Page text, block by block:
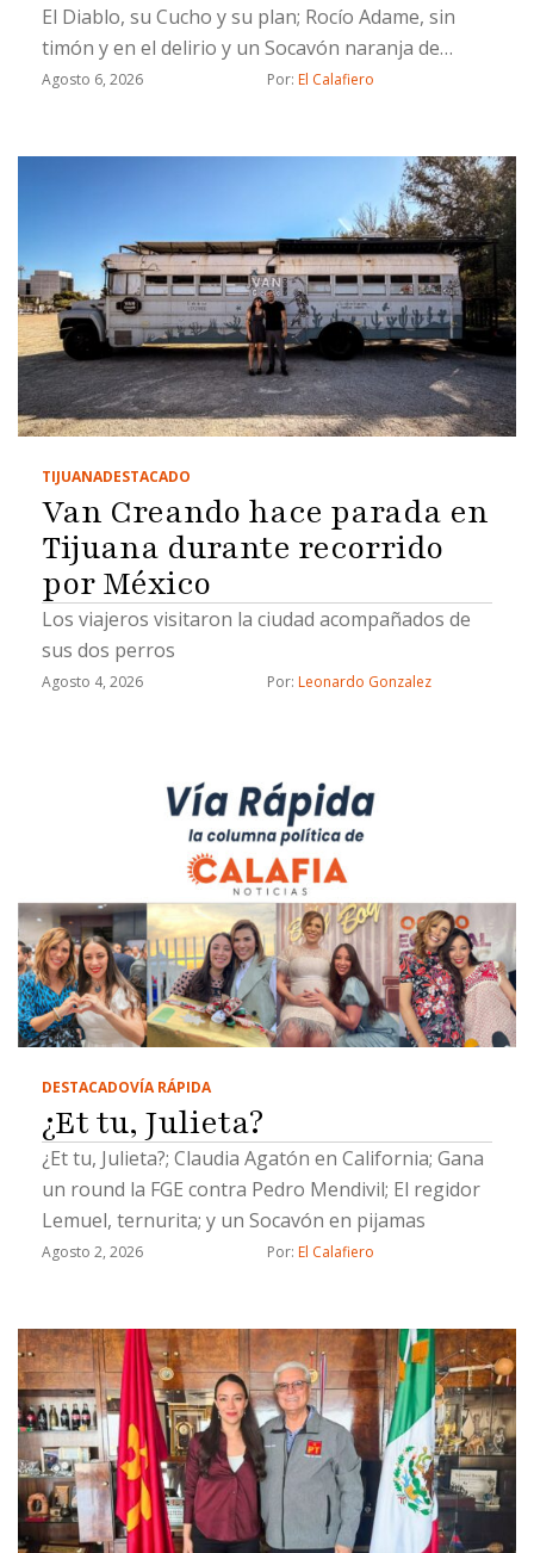
El Diablo, su Cucho y su plan; Rocío Adame, sin
timón y en el delirio y un Socavón naranja de
Chicali
Agosto 6, 2026 Por: El Calafiero
TIJUANADESTACADO
Van Creando hace parada en
Tijuana durante recorrido
por México
Los viajeros visitaron la ciudad acompañados de
sus dos perros
Agosto 4, 2026 Por: Leonardo Gonzalez
DESTACADOVÍA RÁPIDA
¿Et tu, Julieta?
¿Et tu, Julieta?; Claudia Agatón en California; Gana
un round la FGE contra Pedro Mendivil; El regidor
Lemuel, ternurita; y un Socavón en pijamas
Agosto 2, 2026 Por: El Calafiero